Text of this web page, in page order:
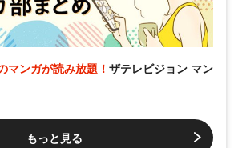
マンガが読み放題！ ザテレビジョン マン
もっと見る